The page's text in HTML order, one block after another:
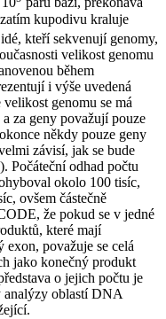
kupodivu kraluje
kteří sekvenují genomy,
velikost genomu
během
i výše uvedená
genomu se má
za geny považují pouze
někdy pouze geny
závisí, jak se bude
Počáteční odhad počtu
okolo 100 tisíc,
ovšem částečně
že pokud se v jedné
které mají
považuje se celá
jako konečný produkt
o jejich počtu je
analýzy oblastí DNA